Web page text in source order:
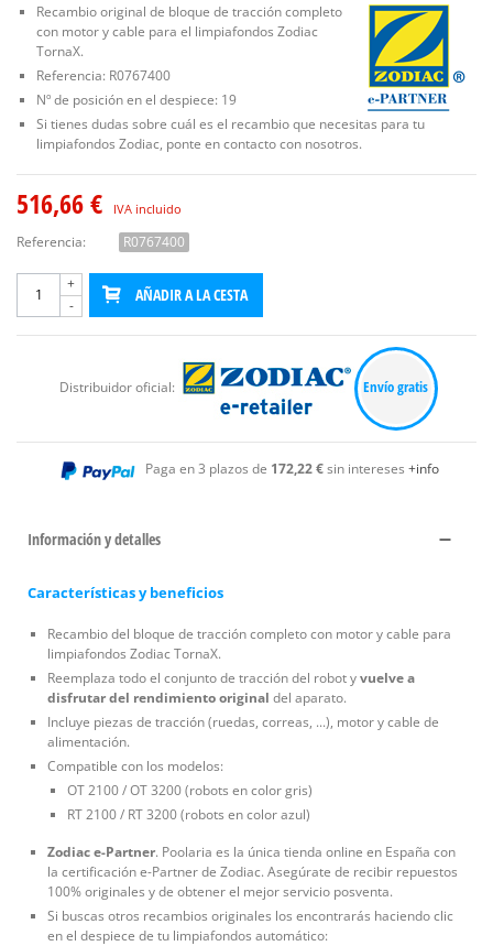
Recambio original de bloque de tracción completo
con motor y cable para el limpiafondos Zodiac
TornaX.
Referencia: R0767400
Nº de posición en el despiece: 19
Si tienes dudas sobre cuál es el recambio que necesitas para tu
limpiafondos Zodiac, ponte en contacto con nosotros.
516,66 € IVA incluido
Referencia: R0767400
-
+
AÑADIR A LA CESTA
Distribuidor oficial: Envío gratis
Paga en 3 plazos de 172,22 €sin intereses +info
Información y detalles
Características y beneficios
Recambio del bloque de tracción completo con motor y cable para
limpiafondos Zodiac TornaX.
Reemplaza todo el conjunto de tracción del robot yvuelve a
disfrutar del rendimiento original del aparato.
Incluye piezas de tracción (ruedas, correas, ...), motor y cable de
alimentación.
Compatible con los modelos:
OT 2100 / OT 3200 (robots en color gris)
RT 2100 / RT 3200 (robots en color azul)
Zodiac e-Partner. Poolaria es la única tienda online en España con
la certificación e-Partner de Zodiac. Asegúrate de recibir repuestos
100% originales y de obtener el mejor servicio posventa.
Si buscas otros recambios originales los encontrarás haciendo clic
en el despiece de tu limpiafondos automático: